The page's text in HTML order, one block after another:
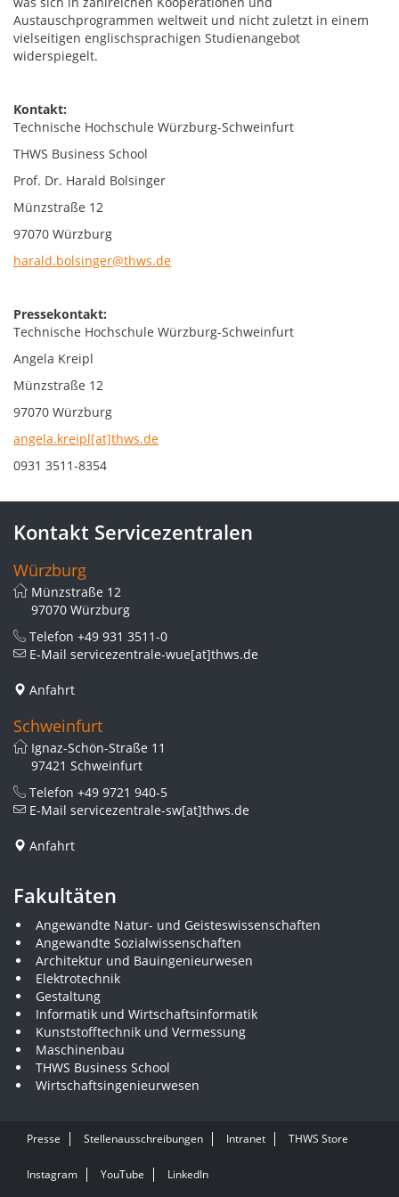
Austauschprogrammen weltweit und nicht zuletzt in einem
vielseitigen englischsprachigen Studienangebot
widerspiegelt.
Kontakt:
Technische Hochschule Würzburg-Schweinfurt
THWS Business School
Prof. Dr. Harald Bolsinger
Münzstraße 12
97070 Würzburg
harald.bolsinger@thws.de
Pressekontakt:
Technische Hochschule Würzburg-Schweinfurt
Angela Kreipl
Münzstraße 12
97070 Würzburg
angela.kreipl[at]thws.de
0931 3511-8354
Kontakt Servicezentralen
Würzburg
Münzstraße 12
97070 Würzburg
Telefon +49 931 3511-0
E-Mail servicezentrale-wue[at]thws.de
Anfahrt
Schweinfurt
Ignaz-Schön-Straße 11
97421 Schweinfurt
Telefon +49 9721 940-5
E-Mail servicezentrale-sw[at]thws.de
Anfahrt
Fakultäten
Angewandte Natur- und Geisteswissenschaften
Angewandte Sozialwissenschaften
Architektur und Bauingenieurwesen
Elektrotechnik
Gestaltung
Informatik und Wirtschaftsinformatik
Kunststofftechnik und Vermessung
Maschinenbau
THWS Business School
Wirtschaftsingenieurwesen
Presse Stellenausschreibungen Intranet THWS Store
Instagram YouTube LinkedIn